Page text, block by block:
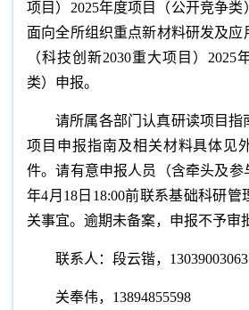
项目）2025年度项目（公开竞争类
面向全所组织重点新材料研发及应
（科技创新2030重大项目）2025
类） 申报。
请所属各部门认真研读项目指
项目申报指南及相关材料具体见
件。请有意申报人员（含牵头及参
年4月18日18:00前联系基础科研管
关事宜。逾期未备案，申报不予审
联系人：段云锴，13039003063
关奉伟，13894855598